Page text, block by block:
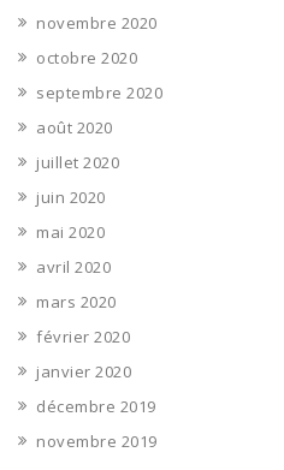
novembre 2020
octobre 2020
septembre 2020
août 2020
juillet 2020
juin 2020
mai 2020
avril 2020
mars 2020
février 2020
janvier 2020
décembre 2019
novembre 2019